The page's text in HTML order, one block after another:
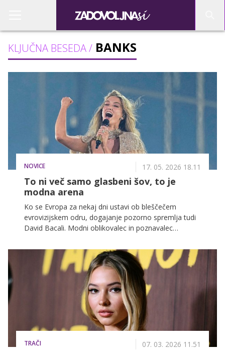
KLJUČNA BESEDA / BANKS
NOVICE 17. 05. 2026 18.11
To ni več samo glasbeni šov, to je
modna arena
Ko se Evropa za nekaj dni ustavi ob bleščečem
evrovizijskem odru, dogajanje pozorno spremlja tudi
David Bacali. Modni oblikovalec in poznavalec
samo glasbeno tekmovanje, postala je prostor mode,
identitete, čustev in družbenih sporočil. Vabljeni k
branju njegove kolumne.
TRAČI 07. 03. 2026 11.51